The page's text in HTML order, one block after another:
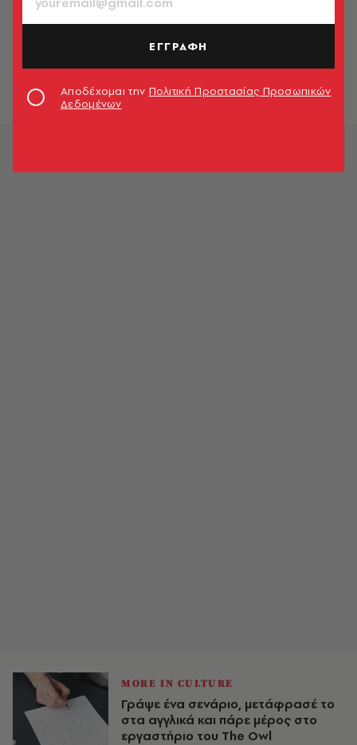
ΚΙΝΗΜΑΤΟΓΡΑΦΟΣ
Η κόρη του Ντέιβιντ Λιντς
αποκαλύπτει ότι το Unrecorded
MORE IN CULTURE
Γράψε ένα σενάριο, μετάφρασέ το
στα αγγλικά και πάρε μέρος στο
εργαστήριο του The Owl
ΕΓΓΡΑΦΗ
Αποδέχομαι την Πολιτική Προστασίας Προσωπικών
Δεδομένων